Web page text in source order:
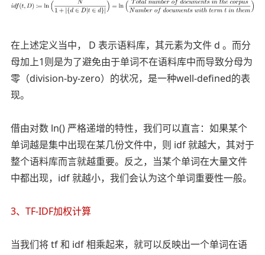
在上述定义当中， D 表示语料库，其元素为文件 d 。而分
母加上1则是为了避免由于单词不在语料库中而导致分母为
零（division-by-zero）的状况，是一种well-defined的表
现。
借由对数 ln() 严格递增的特性，我们可以直言：如果某个
单词越是集中出现在某几份文件中，则 idf 就越大，其对于
整个语料库而言就越重要。反之，当某个单词在大量文件
中都出现，idf 就越小，我们会认为这个单词重要性一般。
3、TF-IDF加权计算
当我们将 tf 和 idf 相乘起来，就可以反映出一个单词在语